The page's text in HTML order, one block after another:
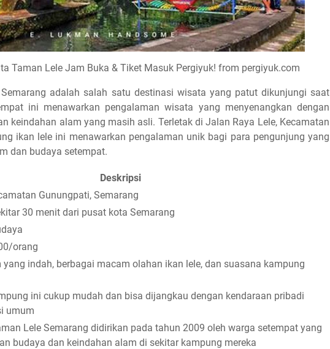
Taman Lele Jam Buka & Tiket Masuk Pergiyuk! from pergiyuk.com
adalah salah satu destinasi wisata yang patut dikunjungi saat
ini menawarkan pengalaman wisata yang menyenangkan dengan
keindahan alam yang masih asli. Terletak di Jalan Raya Lele, Kecamatan
ikan lele ini menawarkan pengalaman unik bagi para pengunjung yang
dan budaya setempat.
Deskripsi
Gunungpati, Semarang
30 menit dari pusat kota Semarang
orang
indah, berbagai macam olahan ikan lele, dan suasana kampung
ini cukup mudah dan bisa dijangkau dengan kendaraan pribadi
umum
Lele Semarang didirikan pada tahun 2009 oleh warga setempat yang
budaya dan keindahan alam di sekitar kampung mereka